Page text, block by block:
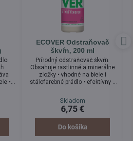
•
ECOVER Odstraňovač
škvŕn, 200 ml
Prírodný odstraňovač škvŕn.
Obsahuje rastlinné a minerálne
zložky • vhodné na biele i
stálofarebné prádlo • efektívny v
rozpustných mastných a
proteínových škvŕn • so
zabudovaným aplikátorom
Skladom
6,75 €
Do košíka